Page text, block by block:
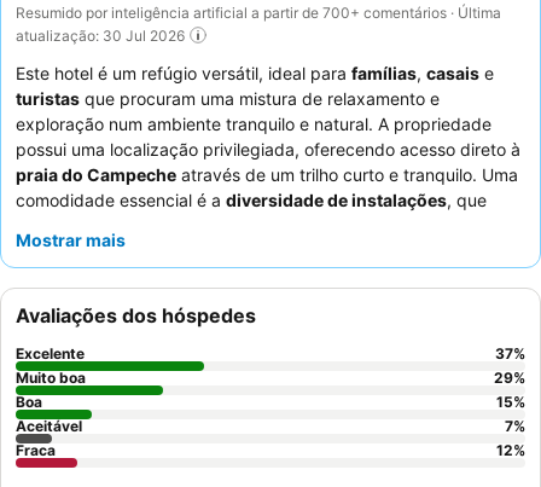
Resumido por inteligência artificial a partir de 700+ comentários · Última
atualização: 30 Jul 2026
Este hotel é um refúgio versátil, ideal para famílias, casais e
turistas que procuram uma mistura de relaxamento e
exploração num ambiente tranquilo e natural. A propriedade
possui uma localização privilegiada, oferecendo acesso direto à
praia do Campeche através de um trilho curto e tranquilo. Uma
comodidade essencial é a diversidade de instalações, que
juntamente com um parque infantil dedicado aos hóspedes mais
atencioso e cordial
, particularmente a equipa do restaurante, e
oextenso e variado buffet de pequeno-almoço
experiência verdadeiramente melhorada, considere solicitar um
quarto recentemente renovado para desfrutar de uma
decoração atualizada e maior conforto.
Mostrar mais
Avaliações dos hóspedes
Excelente 37%
Muito boa
29%
Boa
15%
Aceitável
7%
Fraca
12%